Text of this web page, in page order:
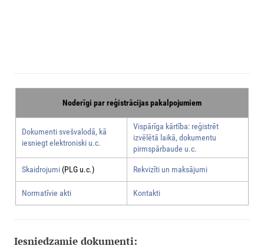
Noderīgi par reģistrācijas pakalpojumiem
Dokumenti svešvalodā, kā
iesniegt elektroniski u.c.
Vispārīga kārtība: reģistrēt
izvēlētā laikā, dokumentu
pirmspārbaude u.c.
Skaidrojumi(PLG u.c.) Rekvizīti un maksājumi
Normatīvie akti Kontakti
Iesniedzamie dokumenti: